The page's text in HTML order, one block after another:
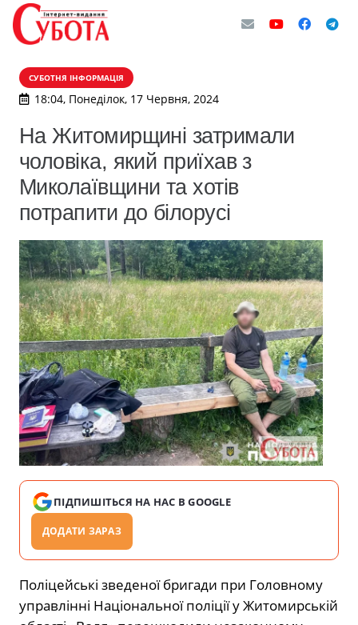
СУБОТНЯ ІНФОРМАЦІЯ
18:04, Понеділок, 17 Червня, 2024
На Житомирщині затримали
чоловіка, який приїхав з
Миколаївщини та хотів
потрапити до білорусі
ПІДПИШІТЬСЯ НА НАС В GOOGLE
ДОДАТИ ЗАРАЗ
Поліцейські зведеної бригади при Головному
управлінні Національної поліції у Житомирській